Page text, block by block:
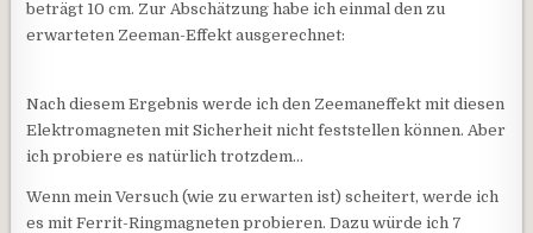
beträgt 10 cm. Zur Abschätzung habe ich einmal den zu
erwarteten Zeeman-Effekt ausgerechnet:
Nach diesem Ergebnis werde ich den Zeemaneffekt mit diesen
Elektromagneten mit Sicherheit nicht feststellen können. Aber
ich probiere es natürlich trotzdem…
Wenn mein Versuch (wie zu erwarten ist) scheitert, werde ich
es mit Ferrit-Ringmagneten probieren. Dazu würde ich 7